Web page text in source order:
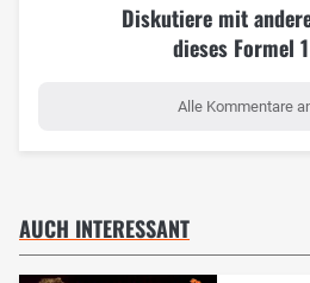
Diskutiere mit
dieses Formel
Alle Kommentare
AUCH INTERESSANT